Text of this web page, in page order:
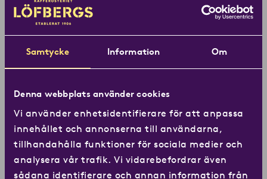
Samtycke Information Om
Denna webbplats använder cookies
Vi använder enhetsidentifierare för att anpassa
innehållet och annonserna till användarna,
tillhandahålla funktioner för sociala medier och
analysera vår trafik. Vi vidarebefordrar även
sådana identifierare och annan information från
Köp Crescendo